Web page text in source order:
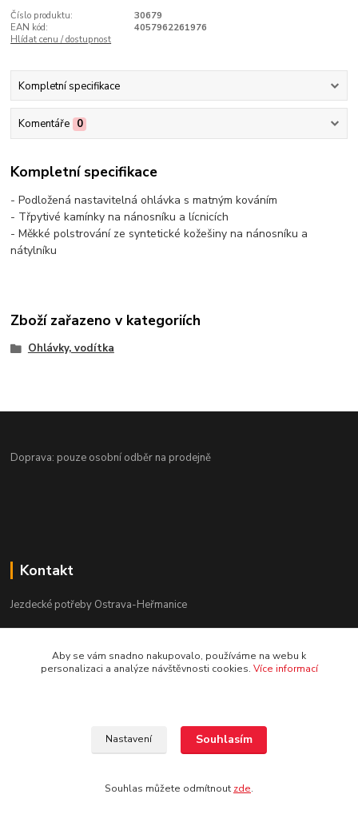
Číslo produktu:
30679
EAN kód:
4057962261976
Hlídat cenu / dostupnost
Kompletní specifikace
Komentáře 0
Kompletní specifikace
- Podložená nastavitelná ohlávka s matným kováním
- Třpytivé kamínky na nánosníku a lícnicích
- Měkké polstrování ze syntetické kožešiny na nánosníku a
nátylníku
Zboží zařazeno v kategoriích
Ohlávky, vodítka
Doprava: pouze osobní odběr na prodejně
Kontakt
Jezdecké potřeby Ostrava-Heřmanice
Po-Pá 9:30 - 17:30
Aby se vám snadno nakupovalo, používáme na webu k
personalizaci a analýze návštěvnosti cookies. Více informací
Nastavení Souhlasím
Souhlas můžete odmítnout zde.